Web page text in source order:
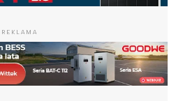
REKLAMA